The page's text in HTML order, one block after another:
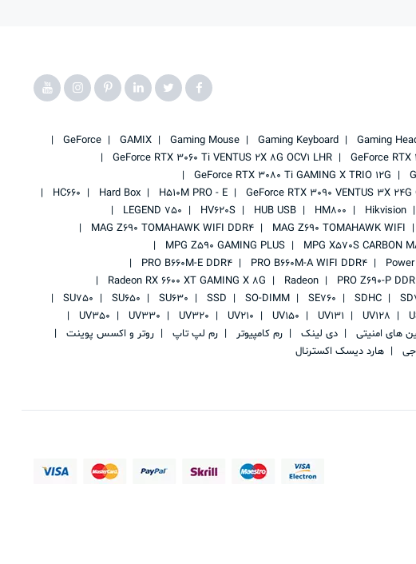
Gaming
Gaming Keyboard
Gaming Mouse
GAMIX
GeForce
GeForce RTX
GeForce RTX 3060 Ti VENTUS 2X 8G OCV1 LHR
GeForce RTX 3080 Ti GAMING X TRIO 12G
GeForce RTX 3090 VENTUS 3X 24G
H510M PRO - E
Hard Box
HC660
Hikvision
HM800
HUB USB
HV620S
LEGEND 750
MAG Z690 TOMAHAWK WIFI
MAG Z690 TOMAHAWK WIFI DDR4
MPG X570S CARBON
MPG Z590 GAMING PLUS
PRO B660M-A WIFI DDR4
PRO B660M-E DDR4
PRO Z690-P
Radeon
Radeon RX 6600 XT GAMING X 8G
SDHC
SE760
SO-DIMM
SSD
SU630
SU650
SU750
UV128
UV131
UV150
UV210
UV320
UV330
UV350
های امنیتی دی لینک رم کامپیوتر رم لپ تاپ
روتر و اکسس پوینت
جی هارد دیسک اکسترنال